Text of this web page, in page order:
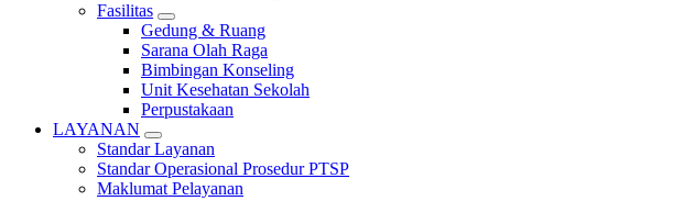
Fasilitas
Gedung & Ruang
Sarana Olah Raga
Bimbingan Konseling
Unit Kesehatan Sekolah
Perpustakaan
LAYANAN
Standar Layanan
Standar Operasional Prosedur PTSP
Maklumat Pelayanan